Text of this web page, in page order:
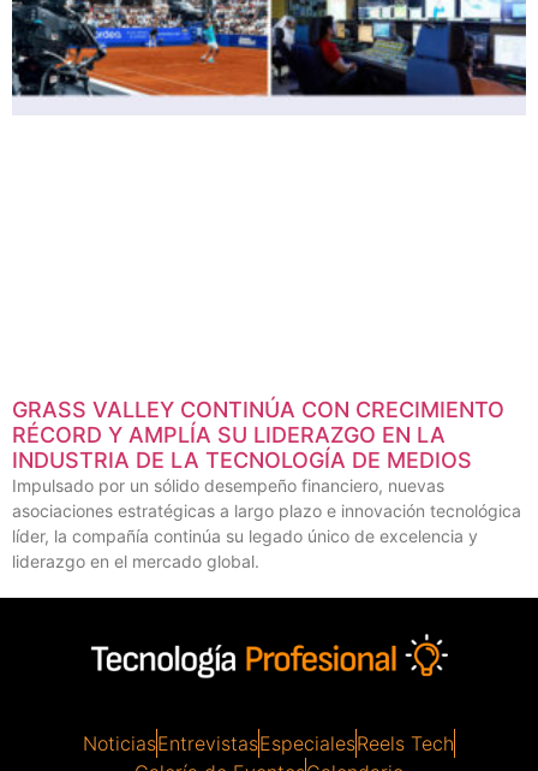
GRASS VALLEY CONTINÚA CON CRECIMIENTO
RÉCORD Y AMPLÍA SU LIDERAZGO EN LA
INDUSTRIA DE LA TECNOLOGÍA DE MEDIOS
Impulsado por un sólido desempeño financiero, nuevas
asociaciones estratégicas a largo plazo e innovación tecnológica
líder, la compañía continúa su legado único de excelencia y
liderazgo en el mercado global.
NoticiasEntrevistasEspecialesReels Tech